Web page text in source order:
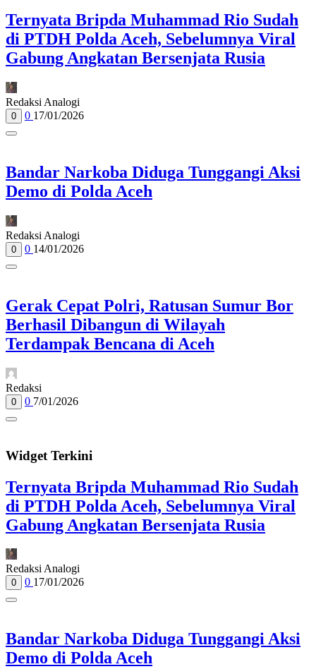
Ternyata Bripda Muhammad Rio Sudah
di PTDH Polda Aceh, Sebelumnya Viral
Gabung Angkatan Bersenjata Rusia
Redaksi Analogi
0 0 17/01/2026
Bandar Narkoba Diduga Tunggangi Aksi
Demo di Polda Aceh
Redaksi Analogi
0 0 14/01/2026
Gerak Cepat Polri, Ratusan Sumur Bor
Berhasil Dibangun di Wilayah
Terdampak Bencana di Aceh
Redaksi
0 0 7/01/2026
Widget Terkini
Ternyata Bripda Muhammad Rio Sudah
di PTDH Polda Aceh, Sebelumnya Viral
Gabung Angkatan Bersenjata Rusia
Redaksi Analogi
0 0 17/01/2026
Bandar Narkoba Diduga Tunggangi Aksi
Demo di Polda Aceh